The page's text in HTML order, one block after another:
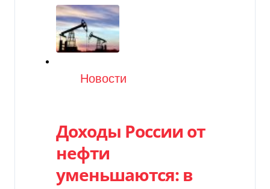
Категория
Новости
Доходы России от
нефти
уменьшаются: в